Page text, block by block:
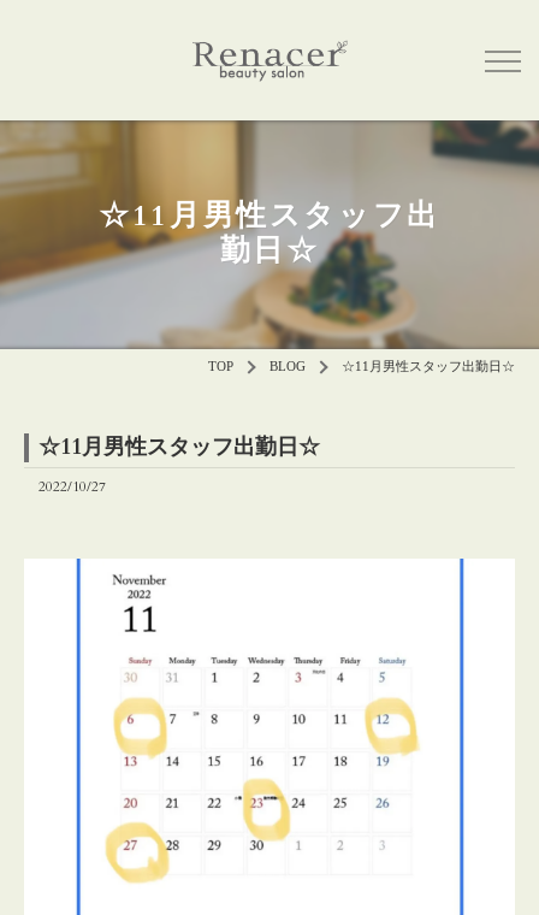
☆11月男性スタッフ出
勤日☆
TOP BLOG ☆11月男性スタッフ出勤日☆
☆11月男性スタッフ出勤日☆
2022/10/27